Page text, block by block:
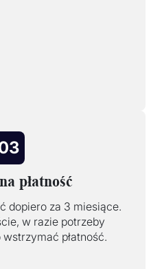
płatność
dopiero za 3 miesiące.
w razie potrzeby
płatność.